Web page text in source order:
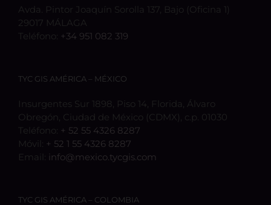
Avda. Pintor Joaquín Sorolla 137, Bajo (Oficina 1)
29017 MÁLAGA
Teléfono: +34 951 082 319
TYC GIS AMÉRICA – MÉXICO
Insurgentes Sur 1898, Piso 14, Florida, Álvaro
Obregón, Ciudad de México (CDMX), c.p. 01030
Teléfono: + 52 55 4326 8287
Móvil: + 52 1 55 4326 8287
Email: info@mexico.tycgis.com
TYC GIS AMÉRICA – COLOMBIA